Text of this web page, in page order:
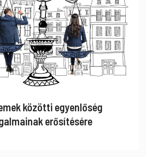
közötti egyenlőség
erősítésére